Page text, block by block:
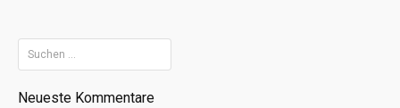
Suchen
nach:
Neueste Kommentare